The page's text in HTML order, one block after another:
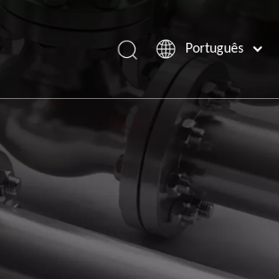
Português
Pусский
Français
English